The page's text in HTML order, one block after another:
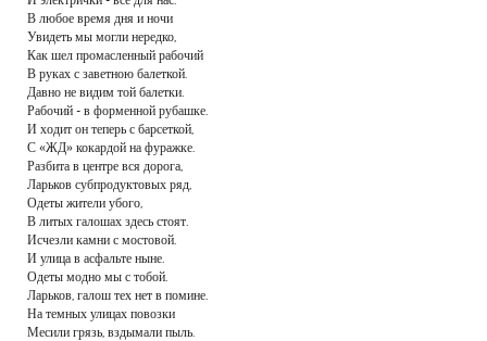
В любое время дня и ночи
Увидеть мы могли нередко,
Как шел промасленный рабочий
В руках с заветною балеткой.
Давно не видим той балетки.
Рабочий - в форменной рубашке.
И ходит он теперь с барсеткой,
С «ЖД» кокардой на фуражке.
Разбита в центре вся дорога,
Ларьков субпродуктовых ряд,
Одеты жители убого,
В литых галошах здесь стоят.
Исчезли камни с мостовой.
И улица в асфальте ныне.
Одеты модно мы с тобой.
Ларьков, галош тех нет в помине.
На темных улицах повозки
Месили грязь, вздымали пыль.